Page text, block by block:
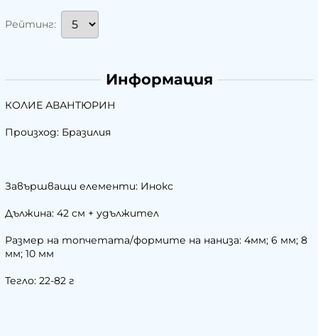
Рейтинг:
Информация
КОЛИЕ АВАНТЮРИН
Произход: Бразилия
Завършващи елементи: Инокс
Дължина: 42 см + удължител
Размер на топчетата/формите на наниза: 4мм; 6 мм; 8
мм; 10 мм
Тегло: 22-82 г